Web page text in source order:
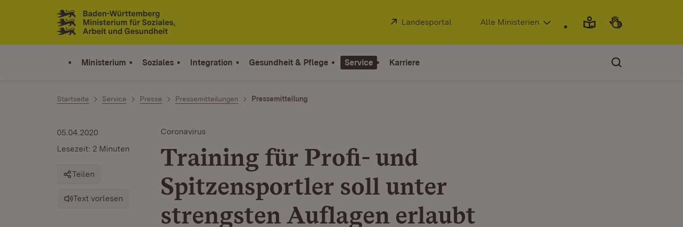
Zum Inhalt springen
Link zur Startseite
Extern:
Landesportal (Öffnet in neuem Fenster)
Alle Ministerien
Ministerium Soziales Integration Gesundheit & Pflege Service Karriere
Startseite Service Presse Pressemitteilungen Pressemitteilung
Coronavirus
Training für Profi- und
Spitzensportler soll unter
strengsten Auflagen erlaubt
05.04.2020
Lesezeit: 2 Minuten
Teilen
Text vorlesen